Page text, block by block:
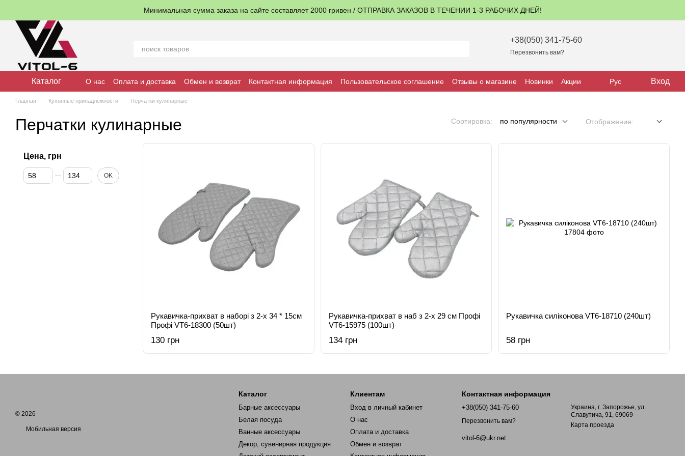
Минимальная сумма заказа на сайте составляет 2000 гривен / ОТПРАВКА ЗАКАЗОВ В ТЕЧЕНИИ 1-3 РАБОЧИХ ДНЕЙ!
+38(050) 341-75-60
Перезвонить вам?
Каталог О нас Оплата и доставка Обмен и возврат Контактная информация Пользовательское соглашение Отзывы о магазине Новинки Акции Рус Вход
Главная Кухонные принадлежности Перчатки кулинарные
Перчатки кулинарные Сортировка: по популярности Отображение:
Рукавичка-прихват в наборі з 2-х 34 * 15см
Профі VT6-18300 (50шт)
130 грн
Рукавичка-прихват в наб з 2-х 29 см Профі
VT6-15975 (100шт)
134 грн
Рукавичка силіконова VT6-18710 (240шт)
58 грн
Цена, грн
От Цена, грн
До Цена, грн OK
© 2026
Мобильная версия
Каталог
Барные аксессуары
Белая посуда
Ванные аксессуары
Декор, сувенирная продукция
Клиентам
Вход в личный кабинет
О нас
Оплата и доставка
Обмен и возврат
Контактная информация
+38(050) 341-75-60
Перезвонить вам?
vitol-6@ukr.net
Украина, г. Запорожье, ул.
Славутича, 91, 69069
Карта проезда